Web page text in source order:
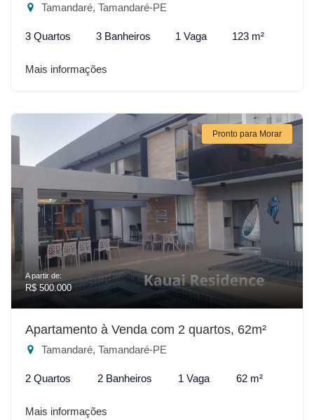
Tamandaré, Tamandaré-PE
3 Quartos 3 Banheiros 1 Vaga 123 m²
Mais informações
Pronto para Morar
A partir de:
R$ 500.000
Apartamento à Venda com 2 quartos, 62m²
Tamandaré, Tamandaré-PE
2 Quartos 2 Banheiros 1 Vaga 62 m²
Mais informações